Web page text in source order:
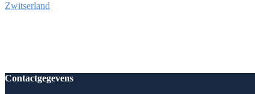
Zwitserland
Contactgegevens